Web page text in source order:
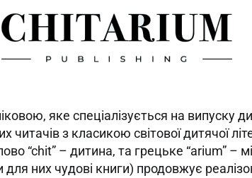
яке спеціалізується на випуску
з класикою світової дитячої
“сhit” – дитина, та грецьке “arium”
них чудові книги) продовжує